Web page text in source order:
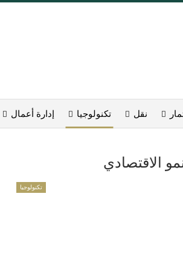
نقل تكنولوجيا إدارة أعمال
الاقتصادي
تكنولوجيا